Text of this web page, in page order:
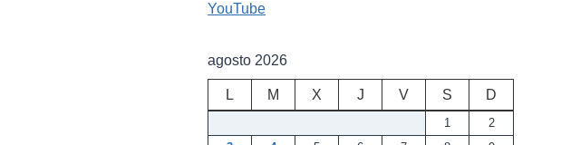
YouTube
agosto 2026
L M X J V S D
1
2